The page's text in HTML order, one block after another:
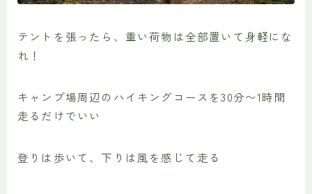
テントを張ったら、重い荷物は全部置いて身軽にな
れ！
キャンプ場周辺のハイキングコースを30分〜1時間
走るだけでいい
登りは歩いて、下りは風を感じて走る